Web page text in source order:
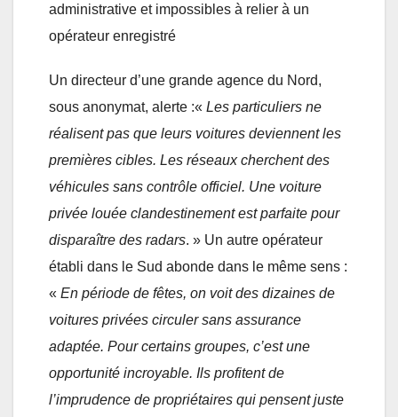
administrative et impossibles à relier à un
opérateur enregistré
Un directeur d’une grande agence du Nord,
sous anonymat, alerte :« Les particuliers ne
réalisent pas que leurs voitures deviennent les
premières cibles. Les réseaux cherchent des
véhicules sans contrôle officiel. Une voiture
privée louée clandestinement est parfaite pour
disparaître des radars. » Un autre opérateur
établi dans le Sud abonde dans le même sens :
« En période de fêtes, on voit des dizaines de
voitures privées circuler sans assurance
adaptée. Pour certains groupes, c’est une
opportunité incroyable. Ils profitent de
l’imprudence de propriétaires qui pensent juste